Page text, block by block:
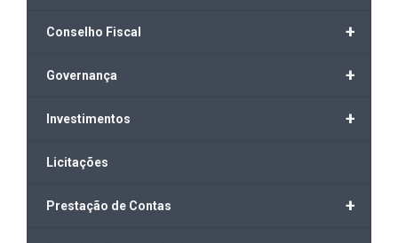
+
Conselho Fiscal
+
Governança
+
Investimentos
Licitações
+
Prestação de Contas